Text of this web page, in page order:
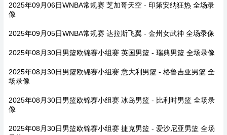
2025年09月06日WNBA常规赛 芝加哥天空 - 印第安纳狂热 全场录
像
2025年09月05日WNBA常规赛 达拉斯飞翼 - 金州女武神 全场录像
2025年08月30日男篮欧锦赛小组赛 英国男篮 - 瑞典男篮 全场录像
2025年08月30日男篮欧锦赛小组赛 意大利男篮 - 格鲁吉亚男篮 全
场录像
2025年08月30日男篮欧锦赛小组赛 冰岛男篮 - 比利时男篮 全场录
像
2025年08月30日男篮欧锦赛小组赛 捷克男篮 - 爱沙尼亚男篮 全场